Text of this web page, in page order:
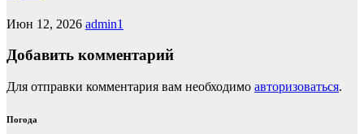
Июн 12, 2026 admin1
Добавить комментарий
Для отправки комментария вам необходимо авторизоваться.
Погода